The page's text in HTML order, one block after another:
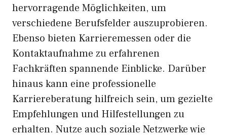
hervorragende Möglichkeiten, um
verschiedene Berufsfelder auszuprobieren.
Ebenso bieten Karrieremessen oder die
Kontaktaufnahme zu erfahrenen
Fachkräften spannende Einblicke. Darüber
hinaus kann eine professionelle
Karriereberatung hilfreich sein, um gezielte
Empfehlungen und Hilfestellungen zu
erhalten. Nutze auch soziale Netzwerke wie